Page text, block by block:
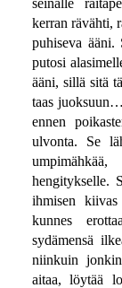
kerran rävähti,
puhiseva
putosi
ääni, sillä sitä
taas juoksuun…
ennen
ulvonta. Se
hengitykselle.
ihmisen
kunnes
sydämensä
niinkuin
aitaa, löytää